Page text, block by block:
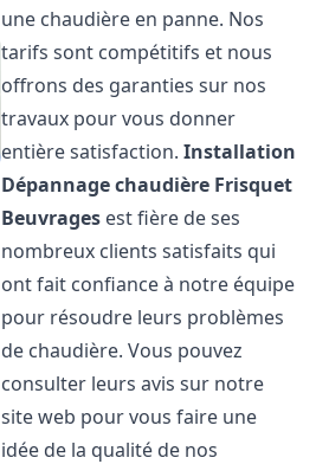
une chaudière en panne. Nos
tarifs sont compétitifs et nous
offrons des garanties sur nos
travaux pour vous donner
entière satisfaction.Installation
Dépannage chaudière Frisquet
Beuvrages est fière de ses
nombreux clients satisfaits qui
ont fait confiance à notre équipe
pour résoudre leurs problèmes
de chaudière. Vous pouvez
consulter leurs avis sur notre
site web pour vous faire une
idée de la qualité de nos